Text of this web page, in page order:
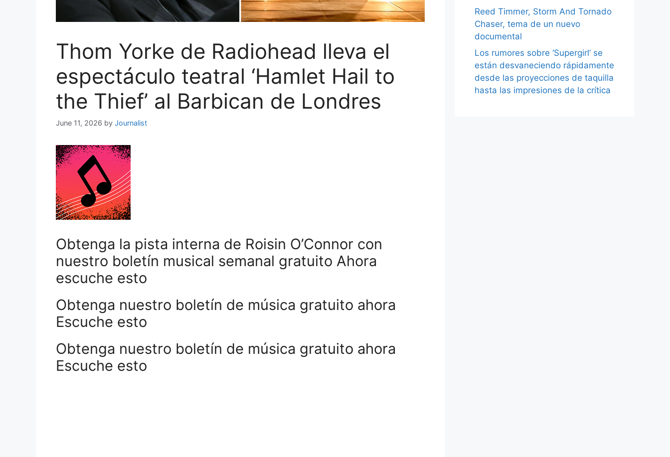
Thom Yorke de Radiohead lleva el
espectáculo teatral ‘Hamlet Hail to
the Thief’ al Barbican de Londres
June 11, 2026 by Journalist
Obtenga la pista interna de Roisin O’Connor con
nuestro boletín musical semanal gratuito Ahora
escuche esto
Obtenga nuestro boletín de música gratuito ahora
Escuche esto
Obtenga nuestro boletín de música gratuito ahora
Escuche esto
Reed Timmer, Storm And Tornado
Chaser, tema de un nuevo
documental
Los rumores sobre ‘Supergirl’ se
están desvaneciendo rápidamente
desde las proyecciones de taquilla
hasta las impresiones de la crítica